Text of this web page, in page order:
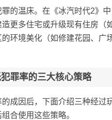
的温床。在《冰汽时代2》
更多住宅或升级现有住房（
的环境美化（如修建花园、广
罪率的三大核心策略
成因后，下面介绍三种经过
合使用这些策略。